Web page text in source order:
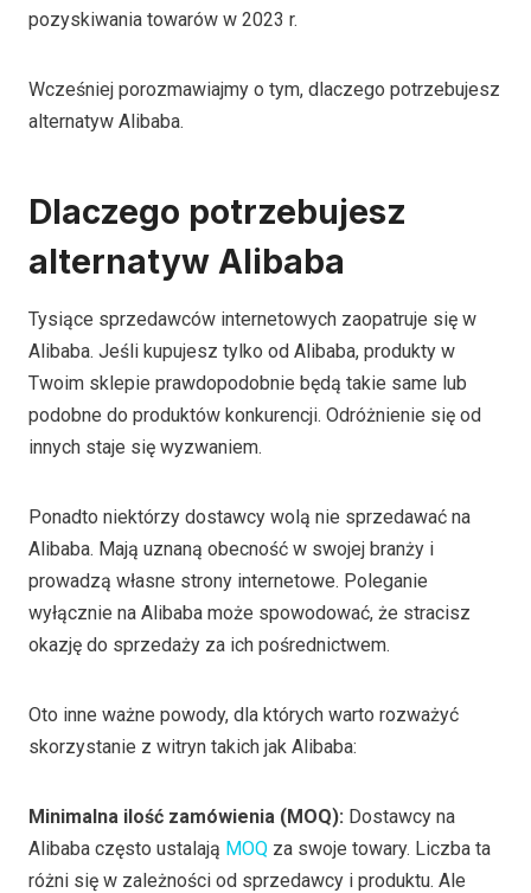
pozyskiwania towarów w 2023 r.
Wcześniej porozmawiajmy o tym, dlaczego potrzebujesz
alternatyw Alibaba.
Dlaczego potrzebujesz
alternatyw Alibaba
Tysiące sprzedawców internetowych zaopatruje się w
Alibaba. Jeśli kupujesz tylko od Alibaba, produkty w
Twoim sklepie prawdopodobnie będą takie same lub
podobne do produktów konkurencji. Odróżnienie się od
innych staje się wyzwaniem.
Ponadto niektórzy dostawcy wolą nie sprzedawać na
Alibaba. Mają uznaną obecność w swojej branży i
prowadzą własne strony internetowe. Poleganie
wyłącznie na Alibaba może spowodować, że stracisz
okazję do sprzedaży za ich pośrednictwem.
Oto inne ważne powody, dla których warto rozważyć
skorzystanie z witryn takich jak Alibaba:
Minimalna ilość zamówienia (MOQ): Dostawcy na
Alibaba często ustalają MOQ za swoje towary. Liczba ta
różni się w zależności od sprzedawcy i produktu. Ale